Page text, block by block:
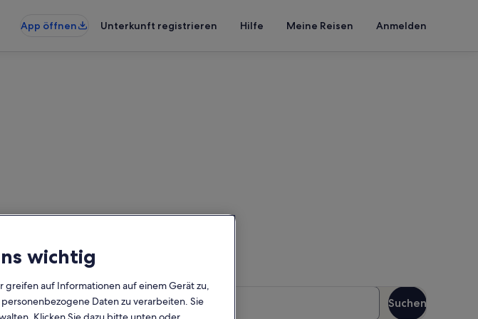
App öffnen
Unterkunft registrieren Hilfe Meine Reisen Anmelden
zu prüfen
Gäste
2 Gäste
Suchen
wichtig
greifen auf Informationen auf einem Gerät zu,
Daten zu verarbeiten. Sie